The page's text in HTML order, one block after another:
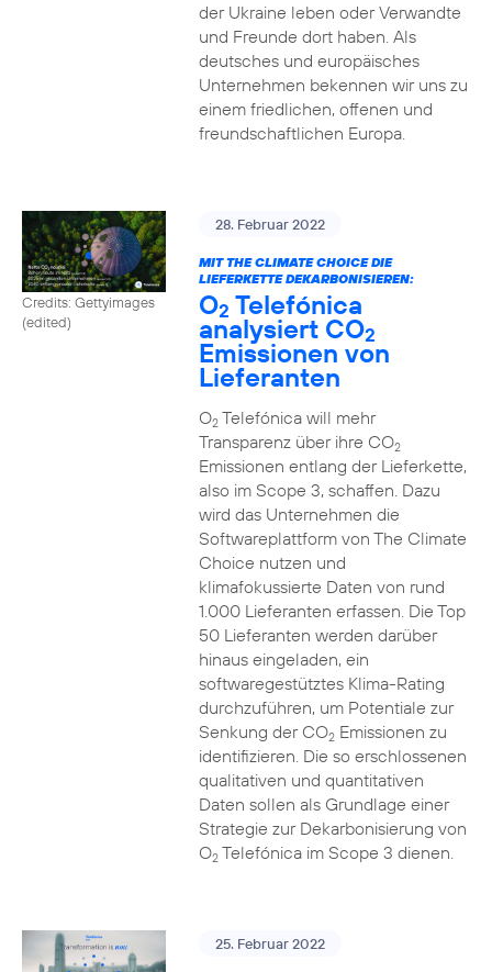
der Ukraine leben oder Verwandte
und Freunde dort haben. Als
deutsches und europäisches
Unternehmen bekennen wir uns zu
einem friedlichen, offenen und
freundschaftlichen Europa.
Credits: Gettyimages
(edited)
28. Februar 2022
MIT THE CLIMATE CHOICE DIE
LIEFERKETTE DEKARBONISIEREN:
O2 Telefónica
analysiert CO2
Emissionen von
Lieferanten
O2Telefónica will mehr
Transparenz über ihre CO2
Emissionen entlang der Lieferkette,
also im Scope 3, schaffen. Dazu
wird das Unternehmen die
Softwareplattform von The Climate
Choice nutzen und
klimafokussierte Daten von rund
1.000 Lieferanten erfassen. Die Top
50 Lieferanten werden darüber
hinaus eingeladen, ein
softwaregestütztes Klima-Rating
durchzuführen, um Potentiale zur
Senkung der CO2Emissionen zu
identifizieren. Die so erschlossenen
qualitativen und quantitativen
Daten sollen als Grundlage einer
Strategie zur Dekarbonisierung von
O2Telefónica im Scope 3 dienen.
25. Februar 2022